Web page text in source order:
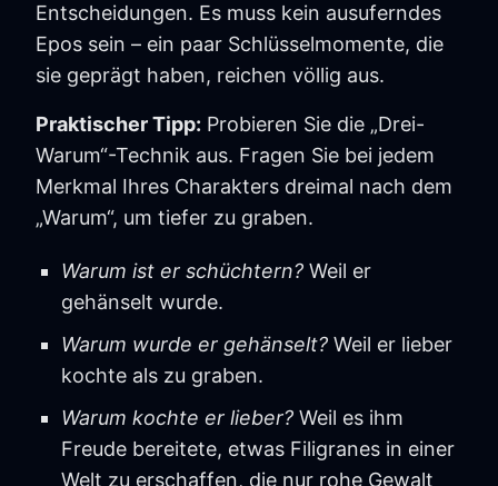
Entscheidungen. Es muss kein ausuferndes
Epos sein – ein paar Schlüsselmomente, die
sie geprägt haben, reichen völlig aus.
Praktischer Tipp: Probieren Sie die „Drei-
Warum“-Technik aus. Fragen Sie bei jedem
Merkmal Ihres Charakters dreimal nach dem
„Warum“, um tiefer zu graben.
Warum ist er schüchtern?Weil er
gehänselt wurde.
Warum wurde er gehänselt?Weil er lieber
kochte als zu graben.
Warum kochte er lieber?Weil es ihm
Freude bereitete, etwas Filigranes in einer
Welt zu erschaffen, die nur rohe Gewalt